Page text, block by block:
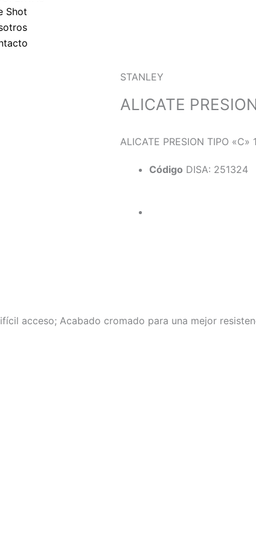
Shot
STANLEY
ALICATE
ALICATE PRESION TIPO «C»
Código DISA: 251324
acceso; Acabado cromado para una mejor